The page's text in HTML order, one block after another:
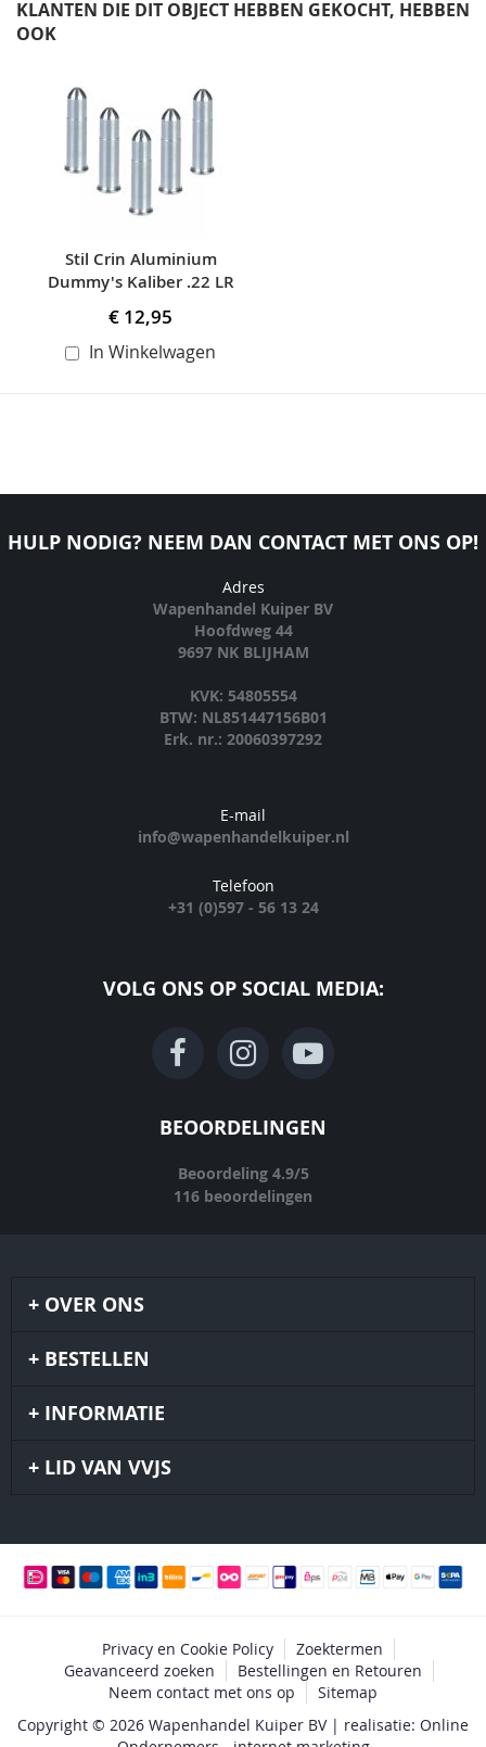
KLANTEN DIE DIT OBJECT HEBBEN GEKOCHT, HEBBEN
OOK
carousel
Stil Crin Aluminium
Dummy's Kaliber .22 LR
€ 12,95
In Winkelwagen
HULP NODIG? NEEM DAN CONTACT MET ONS OP!
Adres
Wapenhandel Kuiper BV
Hoofdweg 44
9697 NK BLIJHAM
KVK: 54805554
BTW: NL851447156B01
Erk. nr.: 20060397292
E-mail
info@wapenhandelkuiper.nl
Telefoon
+31 (0)597 - 56 13 24
VOLG ONS OP SOCIAL MEDIA:
BEOORDELINGEN
Beoordeling 4.9/5
116 beoordelingen
OVER ONS
BESTELLEN
INFORMATIE
LID VAN VVJS
Privacy en Cookie Policy
Zoektermen
Geavanceerd zoeken
Bestellingen en Retouren
Neem contact met ons op
Sitemap
Copyright © 2026 Wapenhandel Kuiper BV | realisatie: Online